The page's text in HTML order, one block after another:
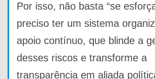
Por isso, não basta “se
preciso ter um sistema
apoio contínuo, que blinde a
desses riscos e transforme a
transparência em aliada